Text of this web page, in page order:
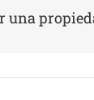
una